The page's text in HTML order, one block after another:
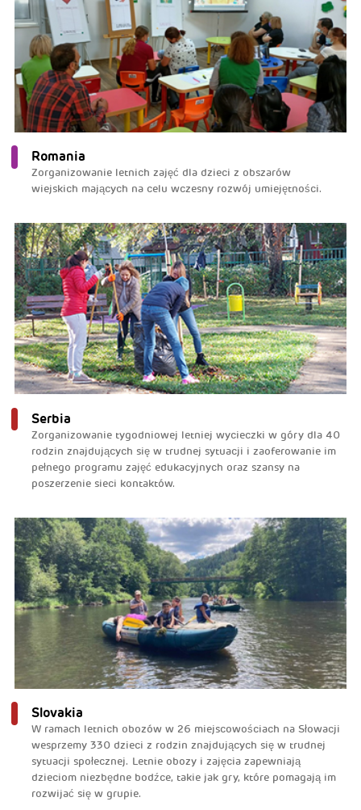
Romania
Zorganizowanie letnich zajęć dla dzieci z obszarów
wiejskich mających na celu wczesny rozwój umiejętności.
Serbia
Zorganizowanie tygodniowej letniej wycieczki w góry dla 40
rodzin znajdujących się w trudnej sytuacji i zaoferowanie im
pełnego programu zajęć edukacyjnych oraz szansy na
poszerzenie sieci kontaktów.
Slovakia
W ramach letnich obozów w 26 miejscowościach na Słowacji
wesprzemy 330 dzieci z rodzin znajdujących się w trudnej
sytuacji społecznej. Letnie obozy i zajęcia zapewniają
dzieciom niezbędne bodźce, takie jak gry, które pomagają im
rozwijać się w grupie.